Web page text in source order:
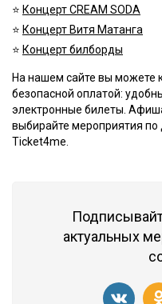
⭐️ Концерт CREAM SODA
⭐️ Концерт Витя Матанга
⭐️ Концерт билборды
На нашем сайте вы можете
безопасной оплатой:
электронные билеты.
выбирайте мероприятия по
Ticket4me.
актуальных